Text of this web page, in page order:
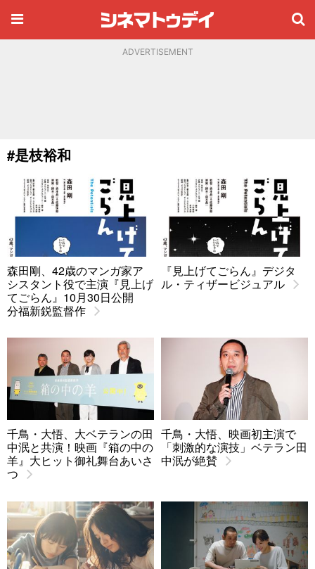
ADVERTISEMENT
#是枝裕和
森田剛、42歳のマンガ家ア
シスタント役で主演『見上げ
てごらん』10月30日公開
分福新鋭監督作
『見上げてごらん』デジタ
ル・ティザービジュアル
千鳥・大悟、大ベテランの田
中泯と共演！映画『箱の中の
羊』大ヒット御礼舞台あいさ
つ
千鳥・大悟、映画初主演で
「刺激的な演技」ベテラン田
中泯が絶賛